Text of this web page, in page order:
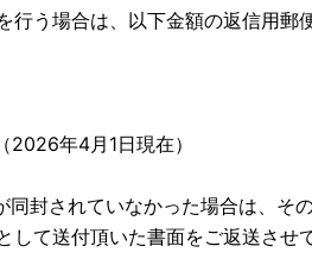
行う場合は、以下金額の返信用郵
年4月1日現在）
封されていなかった場合は、そ
て送付頂いた書面をご返送させ